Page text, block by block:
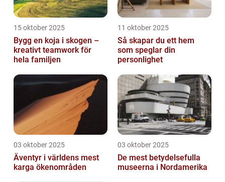
15 oktober 2025
Bygg en koja i skogen –
kreativt teamwork för
hela familjen
11 oktober 2025
Så skapar du ett hem
som speglar din
personlighet
03 oktober 2025
Äventyr i världens mest
karga ökenområden
03 oktober 2025
De mest betydelsefulla
museerna i Nordamerika